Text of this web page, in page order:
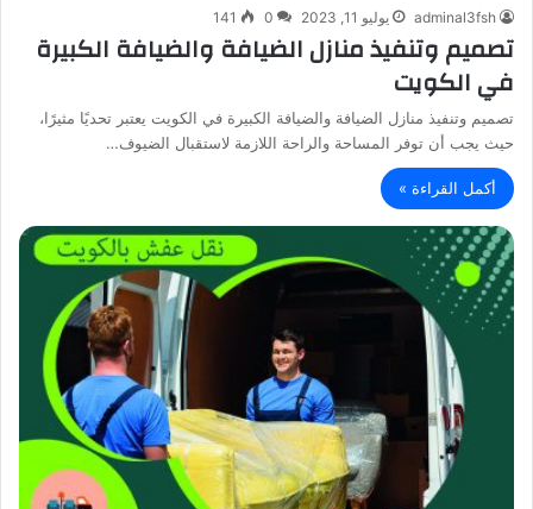
adminal3fsh يوليو 11, 2023 0
141
تصميم وتنفيذ منازل الضيافة والضيافة الكبيرة
في الكويت
تصميم وتنفيذ منازل الضيافة والضيافة الكبيرة في الكويت يعتبر تحديًا مثيرًا،
حيث يجب أن توفر المساحة والراحة اللازمة لاستقبال الضيوف…
أكمل القراءة »